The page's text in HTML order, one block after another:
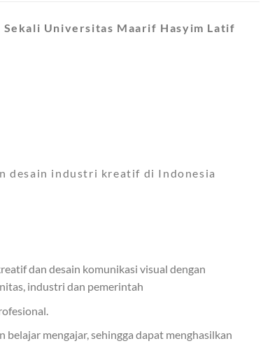
Universitas Maarif Hasyim Latif
desain industri kreatif di Indonesia
dan desain komunikasi visual dengan
industri dan pemerintah
mengajar, sehingga dapat menghasilkan